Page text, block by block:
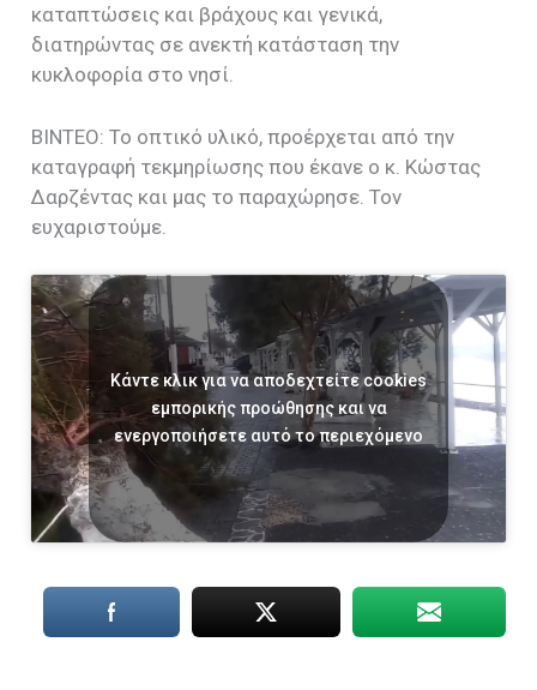
καταπτώσεις και βράχους και γενικά,
διατηρώντας σε ανεκτή κατάσταση την
κυκλοφορία στο νησί.
ΒΙΝΤΕΟ: Το οπτικό υλικό, προέρχεται από την
καταγραφή τεκμηρίωσης που έκανε ο κ. Κώστας
Δαρζέντας και μας το παραχώρησε. Τον
ευχαριστούμε.
Κάντε κλικ για να αποδεχτείτε cookies
εμπορικής προώθησης και να
ενεργοποιήσετε αυτό το περιεχόμενο